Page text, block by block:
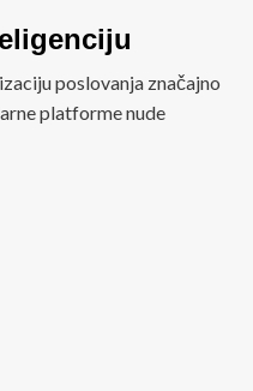
poslovanja značajno
platforme nude